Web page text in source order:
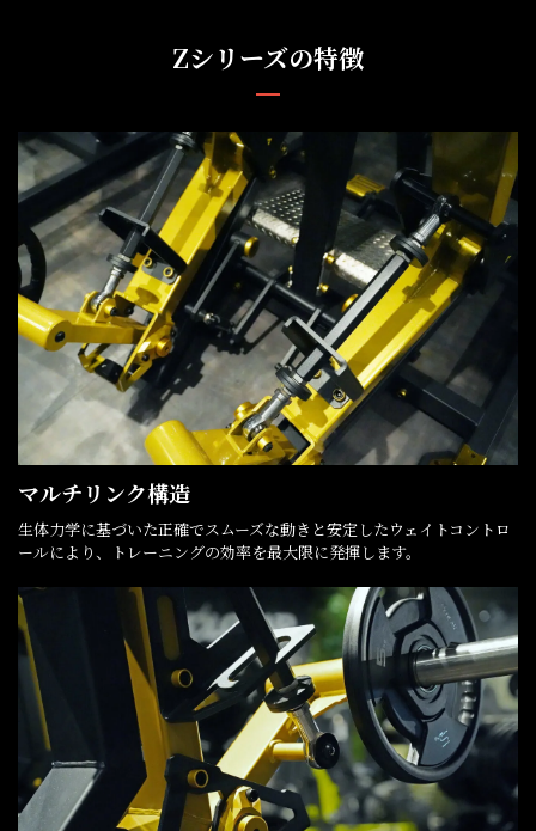
Zシリーズの特徴
マルチリンク構造
生体力学に基づいた正確でスムーズな動きと安定したウェイトコントロ
ールにより、トレーニングの効率を最大限に発揮します。